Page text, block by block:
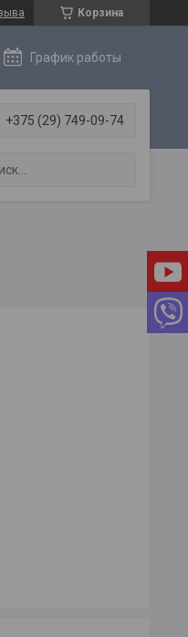
Корзина
График работы
+375 (29) 749-09-74